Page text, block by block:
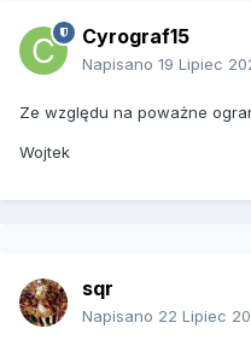
Cyrograf15
Napisano 19 Lipiec
Ze względu na poważne
Wojtek
sqr
Napisano 22 Lipiec